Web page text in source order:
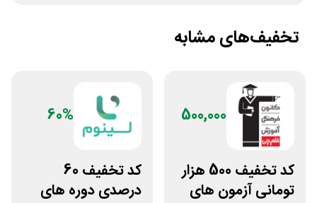
تخفیف‌های مشابه
500,000
کد تخفیف 500 هزار
تومانی آزمون های
60%
کد تخفیف 60
درصدی دوره های